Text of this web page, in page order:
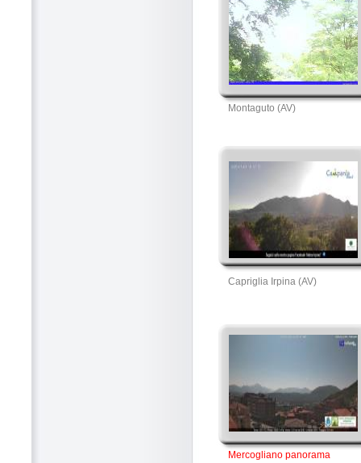
Montaguto (AV)
Capriglia Irpina (AV)
Mercogliano panorama